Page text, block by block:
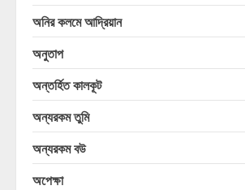
অনির কলমে আদ্রিয়ান
অনুতাপ
অন্তর্হিত কালকূট
অন্যরকম তুমি
অন্যরকম বউ
অপেক্ষা